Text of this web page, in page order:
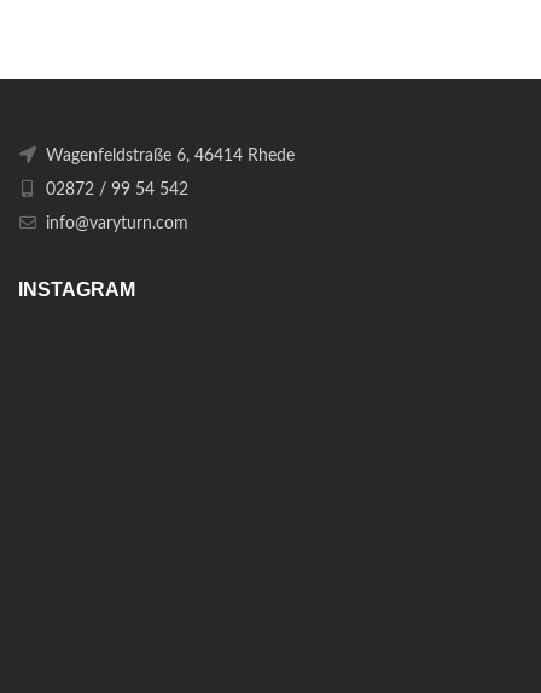
Wagenfeldstraße 6, 46414 Rhede
02872 / 99 54 542
info@varyturn.com
INSTAGRAM